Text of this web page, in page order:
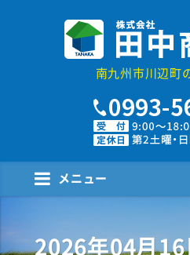
株式会社田中商事南九州市川辺町
メニュー
2026年04月